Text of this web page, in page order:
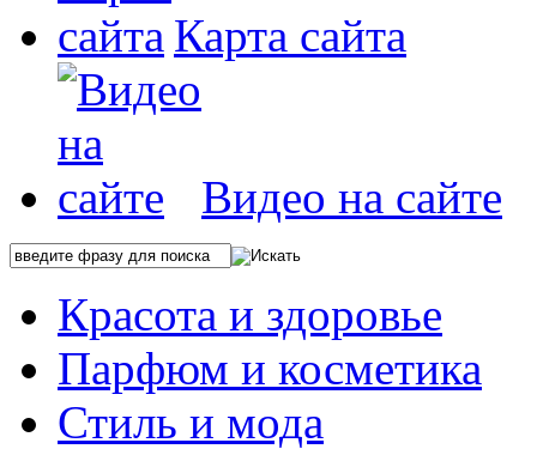
Карта сайта
Видео на сайте
Красота и здоровье
Парфюм и косметика
Стиль и мода